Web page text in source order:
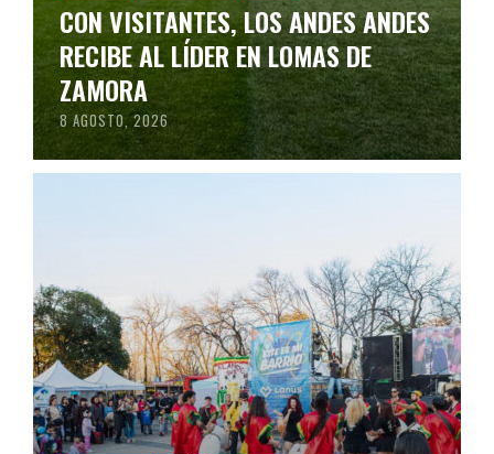
CON VISITANTES, LOS ANDES ANDES
RECIBE AL LÍDER EN LOMAS DE
ZAMORA
8 AGOSTO, 2026